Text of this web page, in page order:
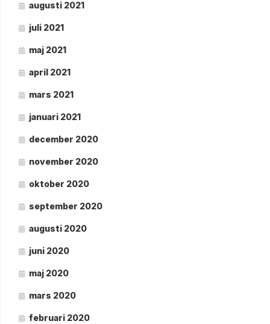
augusti 2021
juli 2021
maj 2021
april 2021
mars 2021
januari 2021
december 2020
november 2020
oktober 2020
september 2020
augusti 2020
juni 2020
maj 2020
mars 2020
februari 2020